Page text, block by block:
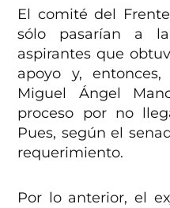
El comité del
sólo pasarían a
aspirantes que
apoyo y,
Miguel Ángel
proceso por no
Pues, según el
requerimiento.
Por lo anterior, el